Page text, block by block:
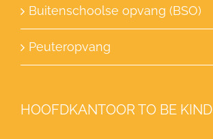
Buitenschoolse opvang (BSO)
Peuteropvang
HOOFDKANTOOR TO BE KIND